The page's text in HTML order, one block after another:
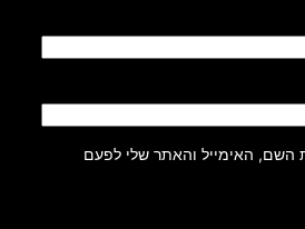
השם, האימייל והאתר שלי לפעם